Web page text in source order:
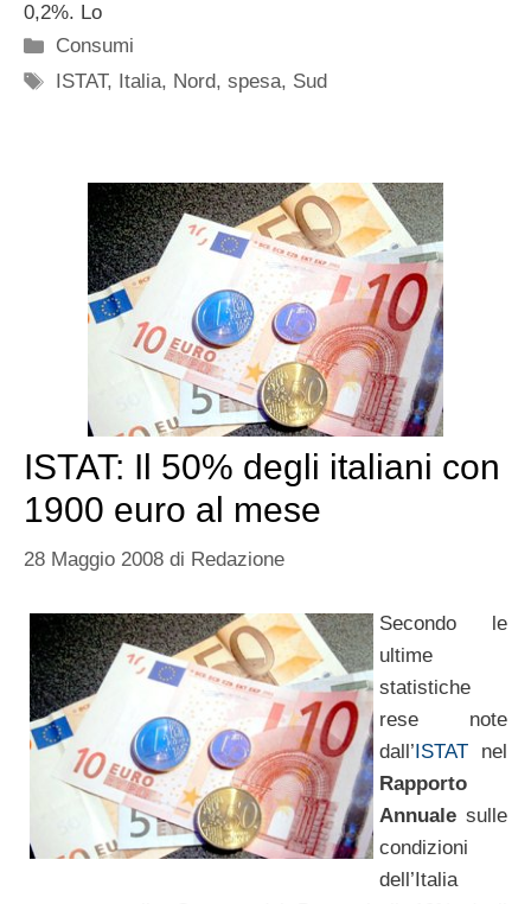
0,2%. Lo
Categorie
Consumi
Tag
ISTAT, Italia, Nord,spesa, Sud
ISTAT: Il 50% degli italiani con
1900 euro al mese
28 Maggio 2008 di Redazione
Secondo le
ultime
statistiche
rese note
dall’ ISTAT nel
Rapporto
Annuale sulle
condizioni
dell’Italia